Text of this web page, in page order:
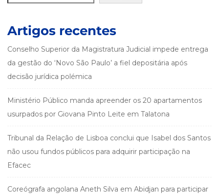
Artigos recentes
Conselho Superior da Magistratura Judicial impede entrega
da gestão do ‘Novo São Paulo’ a fiel depositária após
decisão jurídica polémica
Ministério Público manda apreender os 20 apartamentos
usurpados por Giovana Pinto Leite em Talatona
Tribunal da Relação de Lisboa conclui que Isabel dos Santos
não usou fundos públicos para adquirir participação na
Efacec
Coreógrafa angolana Aneth Silva em Abidjan para participar